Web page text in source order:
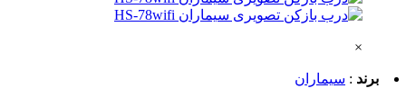
×
برند : سیماران